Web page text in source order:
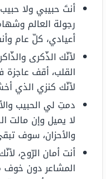
أنتَ حبيبي ولا
رجولة العالم
أعيادي، كلّ عام
لأنّك الذّكرى
القلب، أقف
لأنّك كنزي الذي
دمتِ لي الحبيب
لا يميل وإن مالت
والأحزان، سوف
أنت أمان الرّوح،
المشاعر دون خوف